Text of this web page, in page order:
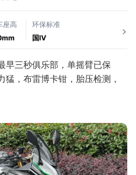
座高
环保标准
国Ⅳ
早三秒俱乐部，单摇臂已保
，布雷博卡钳，胎压检测，